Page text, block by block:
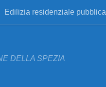
Edilizia residenziale pubblica
DELLA SPEZIA